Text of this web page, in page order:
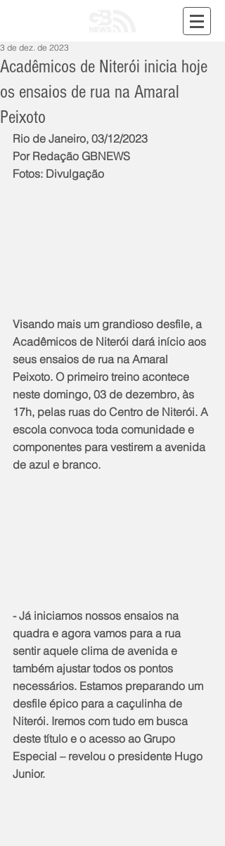
Acadêmicos de Niterói inicia hoje
os ensaios de rua na Amaral
Peixoto
3 de dez. de 2023
Rio de Janeiro, 03/12/2023
Por Redação GBNEWS
Fotos: Divulgação
Visando mais um grandioso desfile, a
Acadêmicos de Niterói dará início aos
seus ensaios de rua na Amaral
Peixoto. O primeiro treino acontece
neste domingo, 03 de dezembro, às
17h, pelas ruas do Centro de Niterói. A
escola convoca toda comunidade e
componentes para vestirem a avenida
de azul e branco.
- Já iniciamos nossos ensaios na
quadra e agora vamos para a rua
sentir aquele clima de avenida e
também ajustar todos os pontos
necessários. Estamos preparando um
desfile épico para a caçulinha de
Niterói. Iremos com tudo em busca
deste título e o acesso ao Grupo
Especial – revelou o presidente Hugo
Junior.